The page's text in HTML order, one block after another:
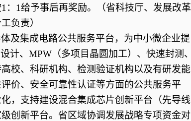
：1给予事后再奖励。（省科技厅、发展改革
负责）
及集成电路公共服务平台，为中小微企业提
计、MPW（多项目晶圆加工）、快速封测、
校、科研机构、检测验证机构以及有研发能
价、安全可靠性认证等方面的公共服务平
，支持建设混合集成芯片创新平台（先导线
创新平台。省区域协调发展战略专项资金对